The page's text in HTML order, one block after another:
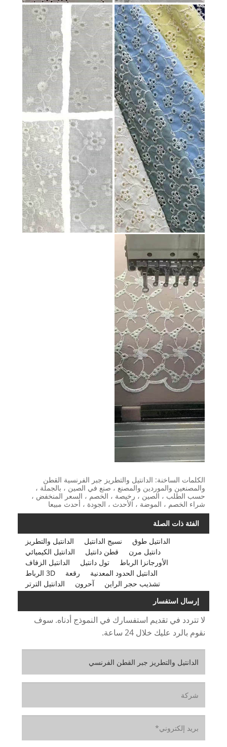
الكلمات الساخنة: الدانتيل والتطريز جبر الفرنسية القطن
والمصنعين والموردين والمصنع ، صنع في الصين ، بالجملة ،
حسب الطلب ، الصين ، رخيصة ، الخصم ، السعر المنخفض ،
شراء الخصم ، الموضة ، الأحدث ، الجودة ، أحدث مبيعا
الفئة ذات الصلة
الدانتيل والتطريز
نسيج الدانتيل
الدانتيل طوق
الدانتيل الكيميائي
قطن دانتيل
دانتيل مرن
الدانتيل الزفاف
تول دانتيل
الأورجانزا الرباط
3D الرباط
رقعة
الدانتيل الحدود المعدنية
الدانتيل الترتر
آحرون
تشذيب حجر الراين
إرسال استفسار
لا تتردد في تقديم استفسارك في النموذج أدناه. سوف
نقوم بالرد عليك خلال 24 ساعة.